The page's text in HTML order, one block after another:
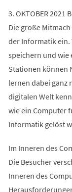
3. OKTOBER 2021
Die große
der Informatik ein.
speichern und wie
Stationen können
lernen dabei ganz
digitalen Welt
wie ein Computer
Informatik gelöst
Im Inneren des
Die Besucher
Inneren des